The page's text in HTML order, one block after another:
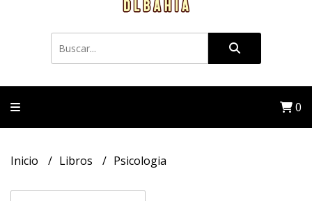
0
Inicio Libros Psicologia